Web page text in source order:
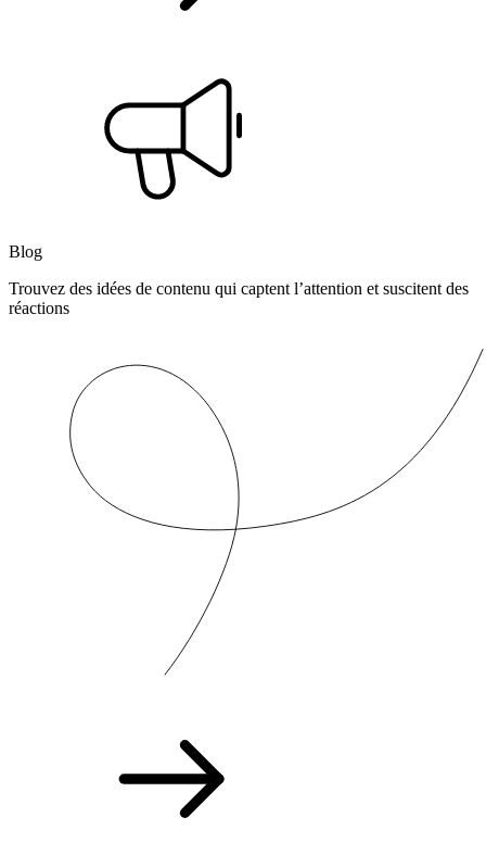
Blog
Trouvez des idées de contenu qui captent l’attention et suscitent des
réactions